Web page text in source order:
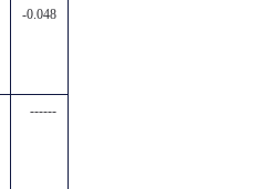
-0.048
------